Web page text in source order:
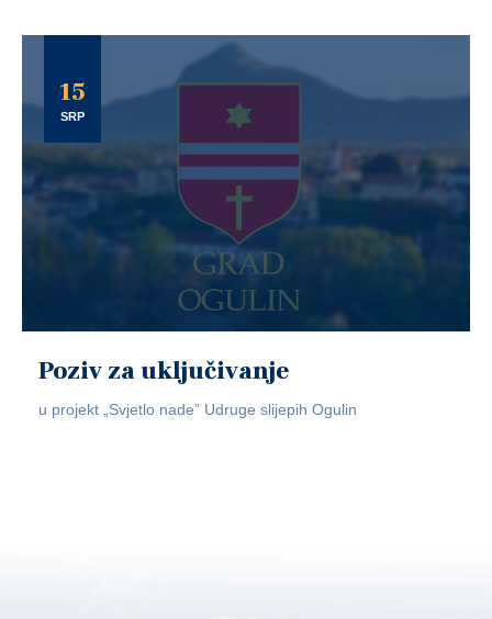
15
SRP
Poziv za uključivanje
u projekt „Svjetlo nade” Udruge slijepih Ogulin